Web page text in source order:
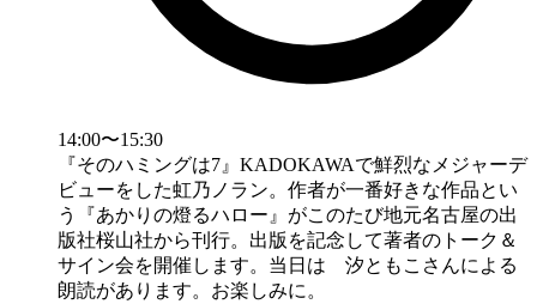
14:00〜15:30
『そのハミングは7』KADOKAWAで鮮烈なメジャーデ
ビューをした虹乃ノラン。作者が一番好きな作品とい
う『あかりの燈るハロー』がこのたび地元名古屋の出
版社桜山社から刊行。出版を記念して著者のトーク＆
サイン会を開催します。当日は 汐ともこさんによる
朗読があります。お楽しみに。